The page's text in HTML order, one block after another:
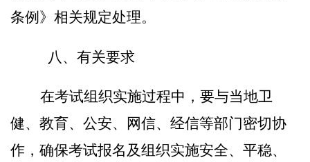
条例》相关规定处理。
八 、 有关要求
在考试组织实施过程中 ，要与当地卫
健、教育、公安、网信、经信等部门密切协
作 ，确保考试报名及组织实施安全、平稳、